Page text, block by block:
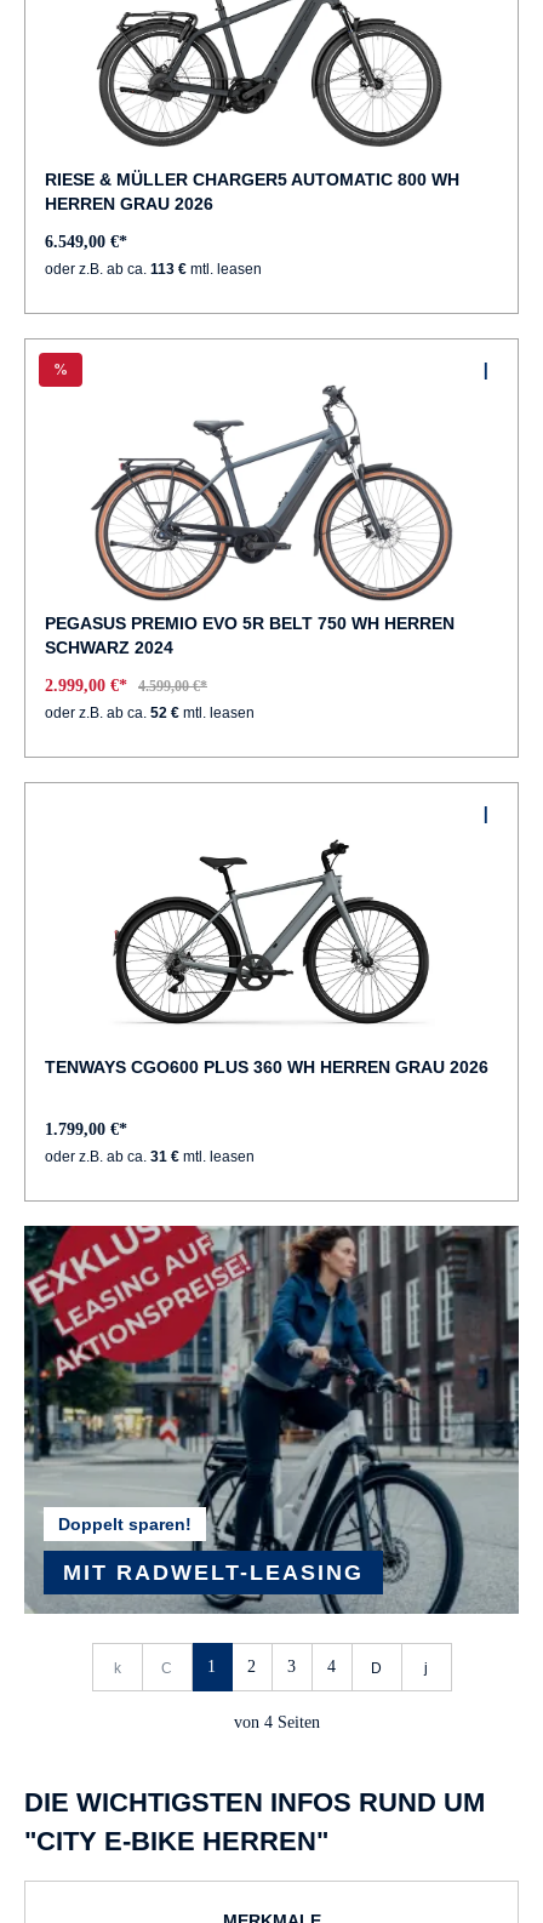
RIESE & MÜLLER CHARGER5 AUTOMATIC 800 WH
HERREN GRAU 2026
6.549,00 €*
oder z.B. ab ca. 113 € mtl. leasen
%
PEGASUS PREMIO EVO 5R BELT 750 WH HERREN
SCHWARZ 2024
2.999,00 €*
4.599,00 €*
oder z.B. ab ca. 52 € mtl. leasen
TENWAYS CGO600 PLUS 360 WH HERREN GRAU 2026
1.799,00 €*
oder z.B. ab ca. 31 € mtl. leasen
Doppelt sparen!
MIT RADWELT-LEASING
1 2 3 4
von 4 Seiten
DIE WICHTIGSTEN INFOS RUND UM
"CITY E-BIKE HERREN"